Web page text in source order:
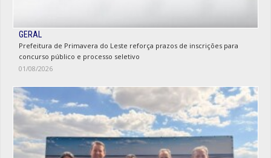
GERAL
Prefeitura de Primavera do Leste reforça prazos de inscrições para
concurso público e processo seletivo
01/08/2026